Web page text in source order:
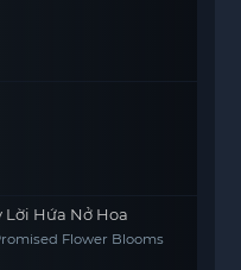
Lời Hứa Nở Hoa
Flower Blooms